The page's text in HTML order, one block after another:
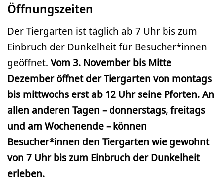
Öffnungszeiten
Der Tiergarten ist täglich ab 7 Uhr bis zum
Einbruch der Dunkelheit für Besucher*innen
geöffnet. Vom 3. November bis Mitte
Dezember öffnet der Tiergarten von montags
bis mittwochs erst ab 12 Uhr seine Pforten. An
allen anderen Tagen – donnerstags, freitags
und am Wochenende – können
Besucher*innen den Tiergarten wie gewohnt
von 7 Uhr bis zum Einbruch der Dunkelheit
erleben.